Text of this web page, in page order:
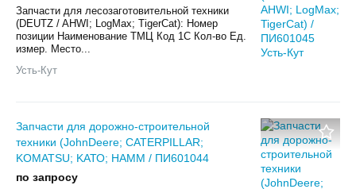
Запчасти для лесозаготовительной техники
(DEUTZ / AHWI; LogMax; TigerCat): Номер
позиции Наименование ТМЦ Код 1С Кол-во Ед.
измер. Место...
Усть-Кут
Запчасти для дорожно-строительной
техники (JohnDeere; CATERPILLAR;
KOMATSU; KАТО; HAMM / ПИ601044
по запросу